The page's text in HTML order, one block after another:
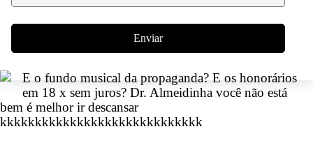
Enviar
E o fundo musical da propaganda? E os honorários
em 18 x sem juros? Dr. Almeidinha você não está
bem é melhor ir descansar
kkkkkkkkkkkkkkkkkkkkkkkkkkkkk